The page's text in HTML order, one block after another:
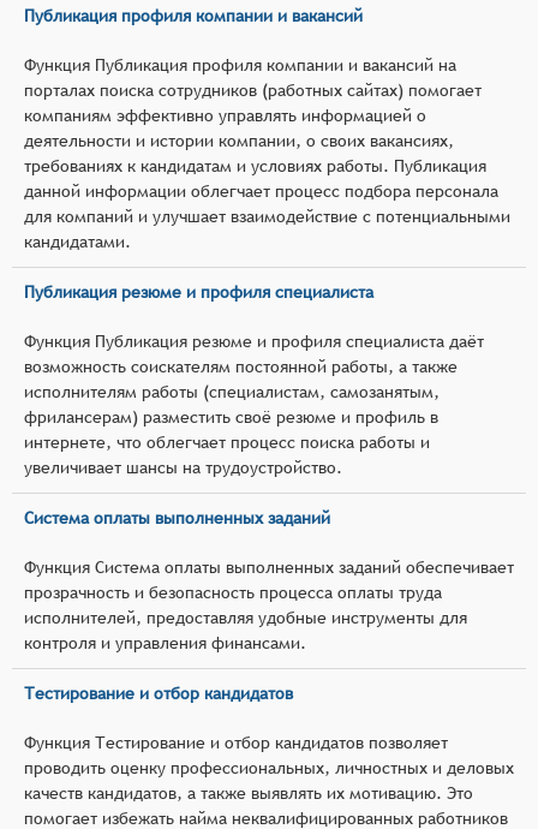
Публикация профиля компании и вакансий
Функция Публикация профиля компании и вакансий на
порталах поиска сотрудников (работных сайтах) помогает
компаниям эффективно управлять информацией о
деятельности и истории компании, о своих вакансиях,
требованиях к кандидатам и условиях работы. Публикация
данной информации облегчает процесс подбора персонала
для компаний и улучшает взаимодействие с потенциальными
кандидатами.
Публикация резюме и профиля специалиста
Функция Публикация резюме и профиля специалиста даёт
возможность соискателям постоянной работы, а также
исполнителям работы (специалистам, самозанятым,
фрилансерам) разместить своё резюме и профиль в
интернете, что облегчает процесс поиска работы и
увеличивает шансы на трудоустройство.
Система оплаты выполненных заданий
Функция Система оплаты выполненных заданий обеспечивает
прозрачность и безопасность процесса оплаты труда
исполнителей, предоставляя удобные инструменты для
контроля и управления финансами.
Тестирование и отбор кандидатов
Функция Тестирование и отбор кандидатов позволяет
проводить оценку профессиональных, личностных и деловых
качеств кандидатов, а также выявлять их мотивацию. Это
помогает избежать найма неквалифицированных работников